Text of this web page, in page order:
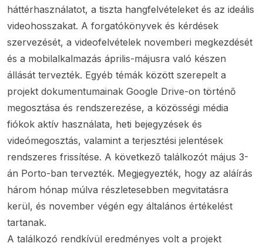
háttérhasználatot, a tiszta hangfelvételeket és az ideális
videohosszakat. A forgatókönyvek és kérdések
szervezését, a videofelvételek novemberi megkezdését
és a mobilalkalmazás április-májusra való készen
állását tervezték. Egyéb témák között szerepelt a
projekt dokumentumainak Google Drive-on történő
megosztása és rendszerezése, a közösségi média
fiókok aktív használata, heti bejegyzések és
videómegosztás, valamint a terjesztési jelentések
rendszeres frissítése. A következő találkozót május 3-
án Porto-ban tervezték. Megjegyezték, hogy az aláírás
három hónap múlva részletesebben megvitatásra
kerül, és november végén egy általános értékelést
tartanak.
A találkozó rendkívül eredményes volt a projekt